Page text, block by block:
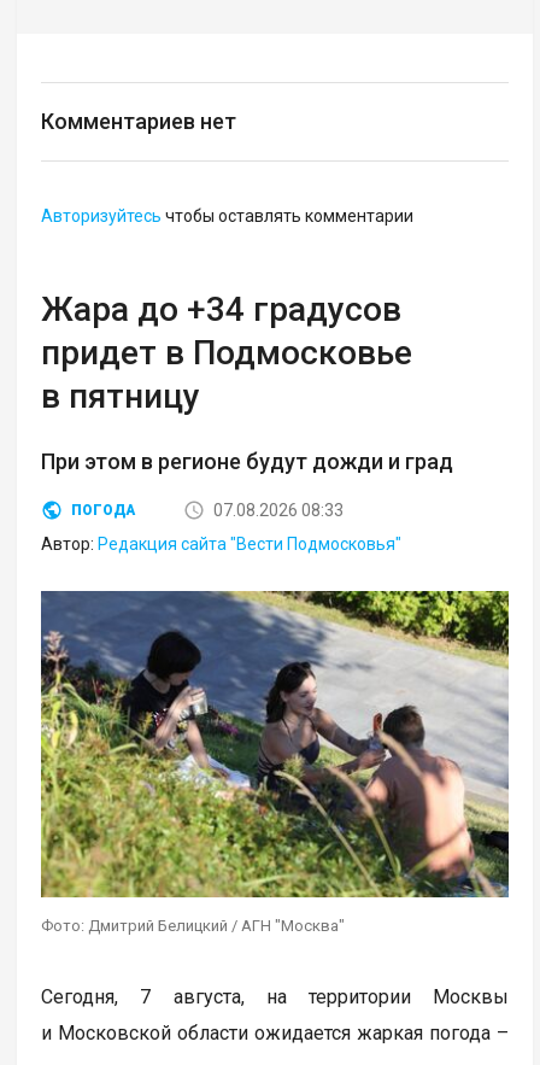
Комментариев нет
Авторизуйтесь чтобы оставлять комментарии
Жара до +34 градусов
придет в Подмосковье
в пятницу
При этом в регионе будут дожди и град
ПОГОДА
07.08.2026 08:33
Автор: Редакция сайта "Вести Подмосковья"
Фото: Дмитрий Белицкий / АГН "Москва"
Сегодня, 7 августа, на территории Москвы
и Московской области ожидается жаркая погода –